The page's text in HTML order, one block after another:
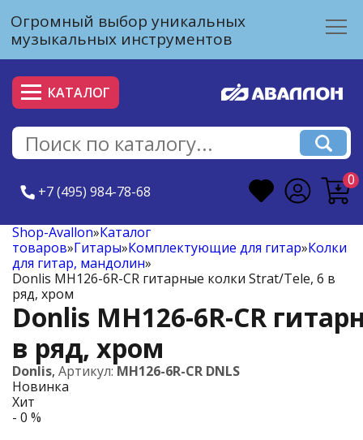
Огромный выбор уникальных
музыкальных инструментов
КАТАЛОГ
+7 (495) 984-78-68
0
Shop-Avallon»Каталог
товаров»Гитары»Комплектующие для гитар»Колки
для гитар, мандолин»
Donlis MH126-6R-CR гитарные колки Strat/Tele, 6 в
ряд, хром
Donlis MH126-6R-CR
в ряд, хром
Donlis, Артикул:MH126-6R-CR DNLS
Новинка
Хит
- 0 %